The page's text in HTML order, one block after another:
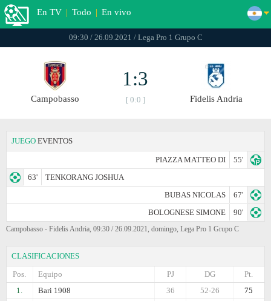
En TV | Todo | En vivo
09:30 / 26.09.2021 / Lega Pro 1 Grupo C
Campobasso
1:3
[ 0:0 ] Fidelis Andria
JUEGO EVENTOS
PIAZZA MATTEO DI
55'
63'
TENKORANG JOSHUA
BUBAS NICOLAS
67'
BOLOGNESE SIMONE
90'
Campobasso - Fidelis Andria, 09:30 / 26.09.2021, domingo, Lega Pro 1 Grupo C
CLASIFICACIONES
Pos.
Equipo Pt.
DG
PJ
1.
Bari 1908 75
52-26
36